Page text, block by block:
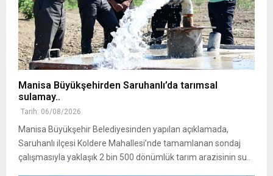
Manisa Büyükşehirden Saruhanlı’da tarımsal
sulamay..
Tarih: 06/08/2026
Manisa Büyükşehir Belediyesinden yapılan açıklamada,
Saruhanlı ilçesi Koldere Mahallesi’nde tamamlanan sondaj
çalışmasıyla yaklaşık 2 bin 500 dönümlük tarım arazisinin su..